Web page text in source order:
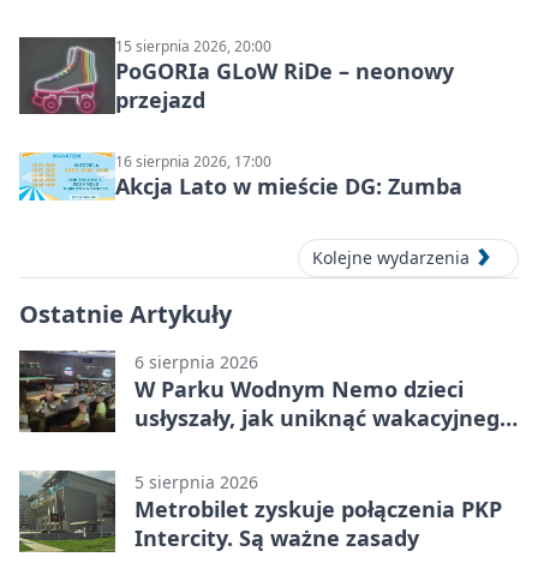
15 sierpnia 2026, 20:00
PoGORIa GLoW RiDe – neonowy
przejazd
16 sierpnia 2026, 17:00
Akcja Lato w mieście DG: Zumba
Kolejne wydarzenia
Ostatnie Artykuły
6 sierpnia 2026
W Parku Wodnym Nemo dzieci
usłyszały, jak uniknąć wakacyjnego
5 sierpnia 2026
Metrobilet zyskuje połączenia PKP
Intercity. Są ważne zasady